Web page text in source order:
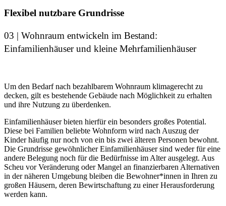
Flexibel nutzbare Grundrisse
03 | Wohnraum entwickeln im Bestand:
Einfamilienhäuser und kleine Mehrfamilienhäuser
Um den Bedarf nach bezahlbarem Wohnraum klimagerecht zu
decken, gilt es bestehende Gebäude nach Möglichkeit zu erhalten
und ihre Nutzung zu überdenken.
Einfamilienhäuser bieten hierfür ein besonders großes Potential.
Diese bei Familien beliebte Wohnform wird nach Auszug der
Kinder häufig nur noch von ein bis zwei älteren Personen bewohnt.
Die Grundrisse gewöhnlicher Einfamilienhäuser sind weder für eine
andere Belegung noch für die Bedürfnisse im Alter ausgelegt. Aus
Scheu vor Veränderung oder Mangel an finanzierbaren Alternativen
in der näheren Umgebung bleiben die Bewohner*innen in Ihren zu
großen Häusern, deren Bewirtschaftung zu einer Herausforderung
werden kann.